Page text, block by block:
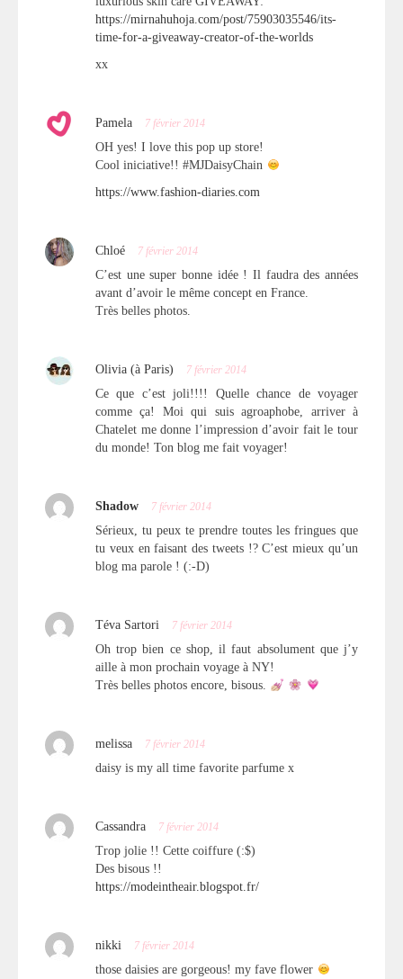
https://mirnahuhoja.com/post/75903035546/its-
time-for-a-giveaway-creator-of-the-worlds
xx
Pamela 7 février 2014
OH yes! I love this pop up store!
Cool iniciative!! #MJDaisyChain
https://www.fashion-diaries.com
Chloé 7 février 2014
C’est une super bonne idée ! Il faudra des années
avant d’avoir le même concept en France.
Très belles photos.
Olivia (à Paris) 7 février 2014
Ce que c’est joli!!!! Quelle chance de voyager
comme ça! Moi qui suis agroaphobe, arriver à
Chatelet me donne l’impression d’avoir fait le tour
du monde! Ton blog me fait voyager!
Shadow 7 février 2014
Sérieux, tu peux te prendre toutes les fringues que
tu veux en faisant des tweets !? C’est mieux qu’un
blog ma parole ! (:-D)
Téva Sartori 7 février 2014
Oh trop bien ce shop, il faut absolument que j’y
aille à mon prochain voyage à NY!
Très belles photos encore, bisous.
melissa 7 février 2014
daisy is my all time favorite parfume x
Cassandra 7 février 2014
Trop jolie !! Cette coiffure (:$)
Des bisous !!
https://modeintheair.blogspot.fr/
nikki 7 février 2014
those daisies are gorgeous! my fave flower